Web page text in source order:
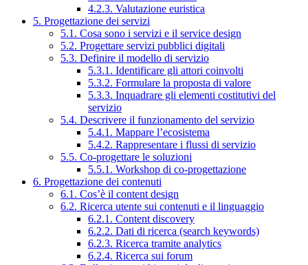
4.2.3. Valutazione euristica
5. Progettazione dei servizi
5.1. Cosa sono i servizi e il service design
5.2. Progettare servizi pubblici digitali
5.3. Definire il modello di servizio
5.3.1. Identificare gli attori coinvolti
5.3.2. Formulare la proposta di valore
5.3.3. Inquadrare gli elementi costitutivi del
servizio
5.4. Descrivere il funzionamento del servizio
5.4.1. Mappare l’ecosistema
5.4.2. Rappresentare i flussi di servizio
5.5. Co-progettare le soluzioni
5.5.1. Workshop di co-progettazione
6. Progettazione dei contenuti
6.1. Cos’è il content design
6.2. Ricerca utente sui contenuti e il linguaggio
6.2.1. Content discovery
6.2.2. Dati di ricerca (search keywords)
6.2.3. Ricerca tramite analytics
6.2.4. Ricerca sui forum